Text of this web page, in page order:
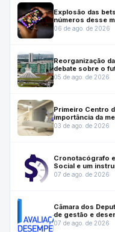
Explosão das
números desse
06 de ago. de 2026
Reorganização
debate sobre o
05 de ago. de 2026
Primeiro Centro
importância da
investimentos
03 de ago. de 2026
Cronotacógrafo
Social e um
07 de ago. de 2026
Câmara dos
de gestão e
07 de ago. de 2026